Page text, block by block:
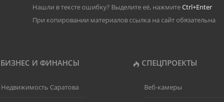
Нашли в тексте ошибку? Выделите её, нажмитеCtrl+Enter
При копировании материалов ссылка на сайт обязательна
БИЗНЕС И ФИНАНСЫ СПЕЦПРОЕКТЫ
Недвижимость Саратова Веб-камеры